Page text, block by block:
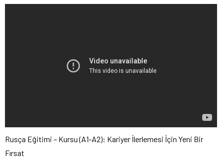
Rusça Eğitimi – Kursu (A1-A2): Kariyer İlerlemesi İçin Yeni Bir
Fırsat